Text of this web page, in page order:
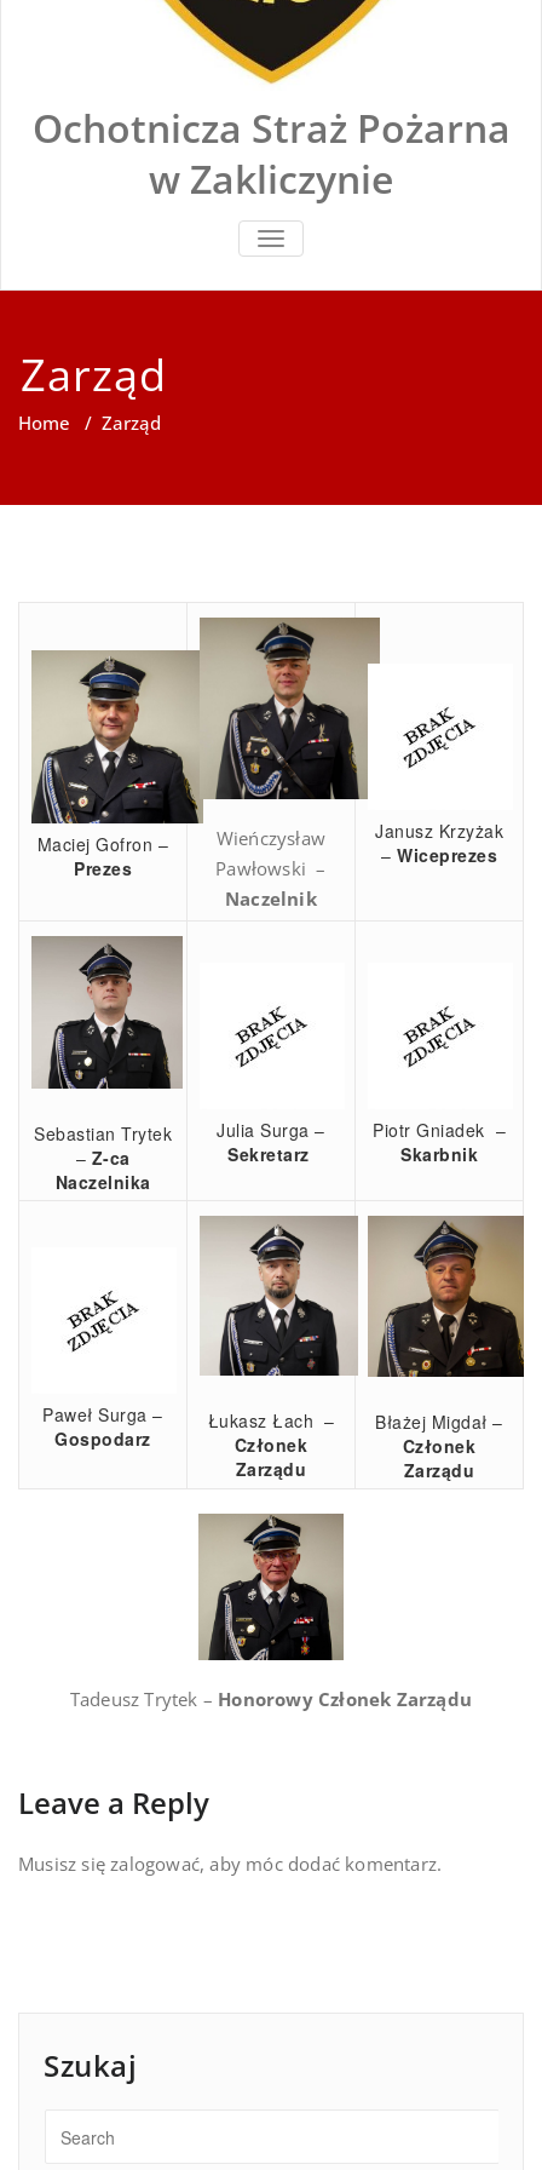
Ochotnicza Straż Pożarna
w Zakliczynie
TOGGLE
NAVIGATION
Zarząd
Home / Zarząd
Maciej Gofron –
Prezes
Wieńczysław
Pawłowski –
Naczelnik
Janusz Krzyżak
– Wiceprezes
Sebastian Trytek
– Z-ca
Naczelnika
Julia Surga –
Sekretarz
Piotr Gniadek –
Skarbnik
Paweł Surga –
Gospodarz
Łukasz Łach –
Członek
Zarządu
Błażej Migdał –
Członek
Zarządu
Tadeusz Trytek – Honorowy Członek Zarządu
Leave a Reply
Musisz sięzalogować, aby móc dodać komentarz.
Szukaj